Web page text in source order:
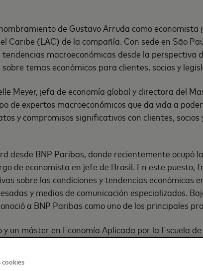
de Gustavo Arruda como economista
Caribe (LAC) de la compañía. Con sede en São
macroeconómicas desde la perspectiva
temas económicos para clientes, socios y
Meyer, jefa de economía global y directora del
de expertos macroeconómicos que da vida a
y compromisos significativos con clientes, socios
desde BNP Paribas, donde recientemente ocupó
de economista en jefe de Brasil. En este puesto,
sobre las condiciones y tendencias económicas
y medios de comunicación especializados.
a BNP Paribas como uno de los principales
un máster en Economía Aplicada por la Escuela
Vargas, y una licenciatura en Economía por la